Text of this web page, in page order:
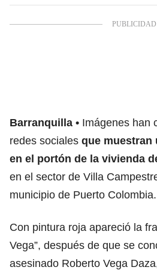
Barranquilla
Imágenes han
redes sociales que
en el portón de la vivienda
en el sector de Villa
municipio de Puerto Colombia.
Con pintura roja apareció la
Vega”, después de que se
asesinado Roberto Vega